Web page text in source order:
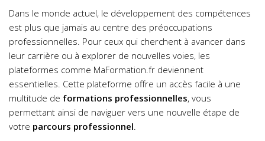
Dans le monde actuel, le développement des compétences
est plus que jamais au centre des préoccupations
professionnelles. Pour ceux qui cherchent à avancer dans
leur carrière ou à explorer de nouvelles voies, les
plateformes comme MaFormation.fr deviennent
essentielles. Cette plateforme offre un accès facile à une
multitude de formations professionnelles, vous
permettant ainsi de naviguer vers une nouvelle étape de
votre parcours professionnel.